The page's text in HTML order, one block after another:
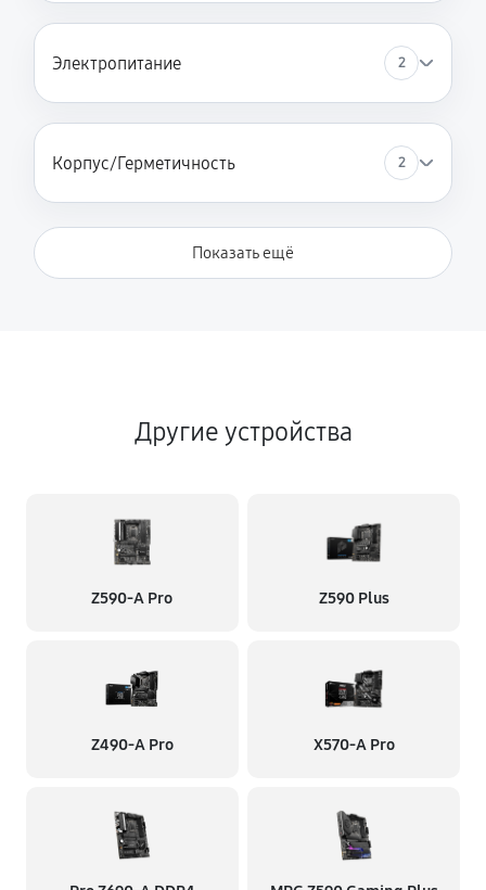
Электропитание 2
Корпус/Герметичность 2
Показать ещё
Другие устройства
Z590-A Pro Z590 Plus
Z490-A Pro X570-A Pro